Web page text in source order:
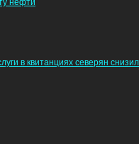
нефти
в квитанциях северян